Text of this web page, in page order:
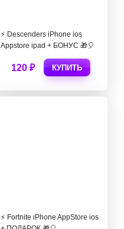
⚡️ Descenders iPhone ios
Appstore ipad + БОНУС 🎁🎈
120 ₽ КУПИТЬ
⚡️ Fortnite iPhone AppStore ios